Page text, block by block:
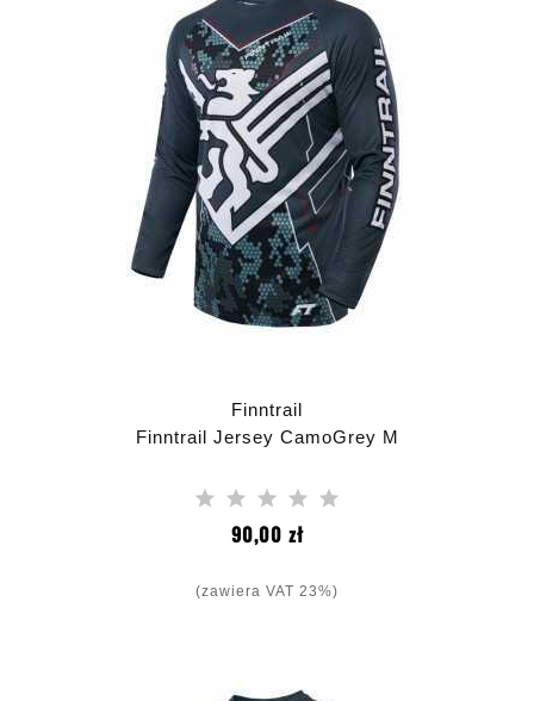
Finntrail
Finntrail Jersey CamoGrey M
90,00 złCena
(zawiera VAT 23%)